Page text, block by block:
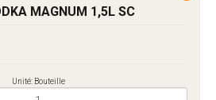
MAGNUM 1,5L SC
Unité: Bouteille